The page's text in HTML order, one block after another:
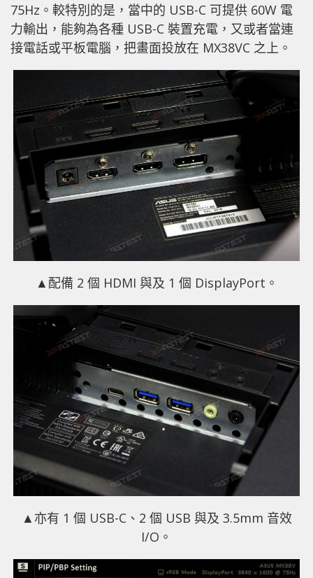
75Hz。較特別的是，當中的 USB-C 可提供 60W 電
力輸出，能夠為各種 USB-C 裝置充電，又或者當連
接電話或平板電腦，把畫面投放在 MX38VC 之上。
▲配備 2 個 HDMI 與及 1 個 DisplayPort。
▲亦有 1 個 USB-C、2 個 USB 與及 3.5mm 音效
I/O。